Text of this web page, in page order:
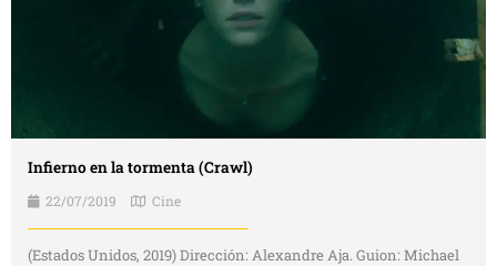
Infierno en la tormenta (Crawl)
22/07/2019 Cine
(Estados Unidos, 2019) Dirección: Alexandre Aja. Guion: Michael